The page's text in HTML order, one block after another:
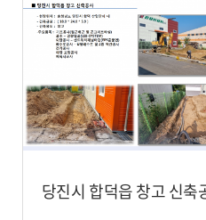
당진시 합덕읍 창고 신축